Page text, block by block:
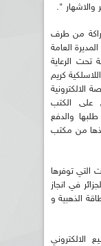
والاشهار ".
من طرف
العامة
تحت الرعاية
كريم
الالكترونية
على الكتب
والدفع
من مكتب
التي توفرها
في انجاز
الذهبية و
الالكتروني